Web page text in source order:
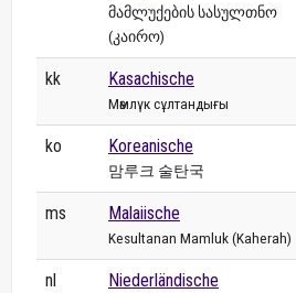
მამლუქების სასულთნო
(კაირო)
kk Kasachische
Мәмлүк сұлтандығы
ko Koreanische
맘루크 술탄국
ms Malaiische
Kesultanan Mamluk (Kaherah)
nl Niederländische